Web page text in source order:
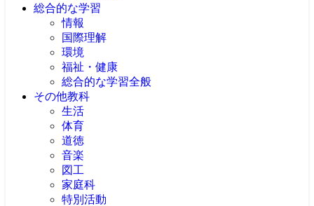
総合的な学習
情報
国際理解
環境
福祉・健康
総合的な学習全般
その他教科
生活
体育
道徳
音楽
図工
家庭科
特別活動